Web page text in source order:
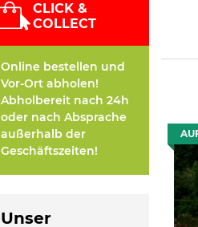
CLICK &
COLLECT
Online bestellen und
Vor-Ort abholen!
Abholbereit nach 24h
oder nach Absprache
außerhalb der
Geschäftszeiten!
Unser